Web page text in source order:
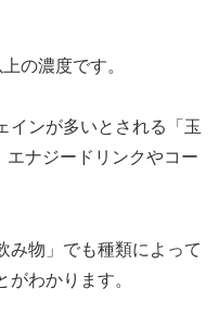
の濃度です。
インが多いとされる「玉
ナジードリンクやコー
み物」でも種類によって
わかります。